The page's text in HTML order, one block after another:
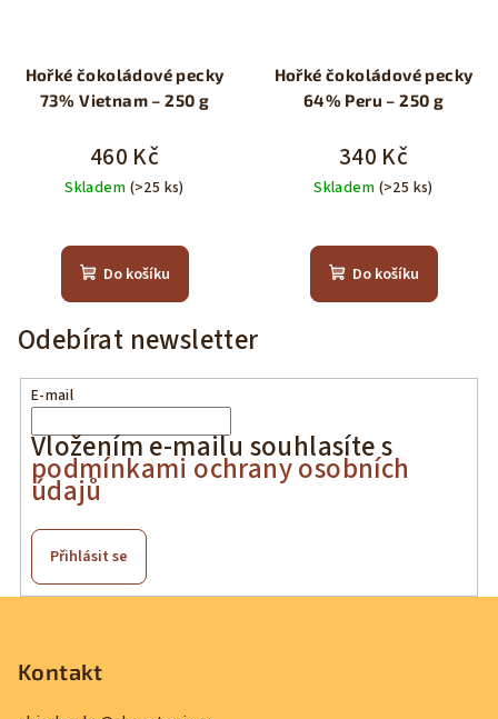
Hořké čokoládové pecky
73% Vietnam – 250 g
460 Kč
Skladem (>25 ks)
Do košíku
Hořké čokoládové pecky
64% Peru – 250 g
340 Kč
Skladem (>25 ks)
Do košíku
Odebírat newsletter
E-mail
Vložením e-mailu souhlasíte s
podmínkami ochrany osobních
údajů
Přihlásit se
Kontakt